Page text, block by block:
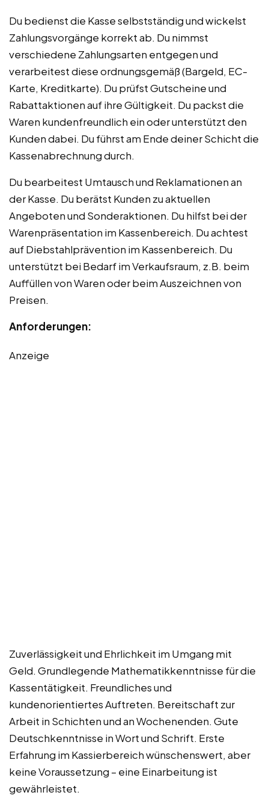
Du bedienst die Kasse selbstständig und wickelst
Zahlungsvorgänge korrekt ab. Du nimmst
verschiedene Zahlungsarten entgegen und
verarbeitest diese ordnungsgemäß (Bargeld, EC-
Karte, Kreditkarte). Du prüfst Gutscheine und
Rabattaktionen auf ihre Gültigkeit. Du packst die
Waren kundenfreundlich ein oder unterstützt den
Kunden dabei. Du führst am Ende deiner Schicht die
Kassenabrechnung durch.
Du bearbeitest Umtausch und Reklamationen an
der Kasse. Du berätst Kunden zu aktuellen
Angeboten und Sonderaktionen. Du hilfst bei der
Warenpräsentation im Kassenbereich. Du achtest
auf Diebstahlprävention im Kassenbereich. Du
unterstützt bei Bedarf im Verkaufsraum, z.B. beim
Auffüllen von Waren oder beim Auszeichnen von
Preisen.
Anforderungen:
Anzeige
Zuverlässigkeit und Ehrlichkeit im Umgang mit
Geld. Grundlegende Mathematikkenntnisse für die
Kassentätigkeit. Freundliches und
kundenorientiertes Auftreten. Bereitschaft zur
Arbeit in Schichten und an Wochenenden. Gute
Deutschkenntnisse in Wort und Schrift. Erste
Erfahrung im Kassierbereich wünschenswert, aber
keine Voraussetzung – eine Einarbeitung ist
gewährleistet.